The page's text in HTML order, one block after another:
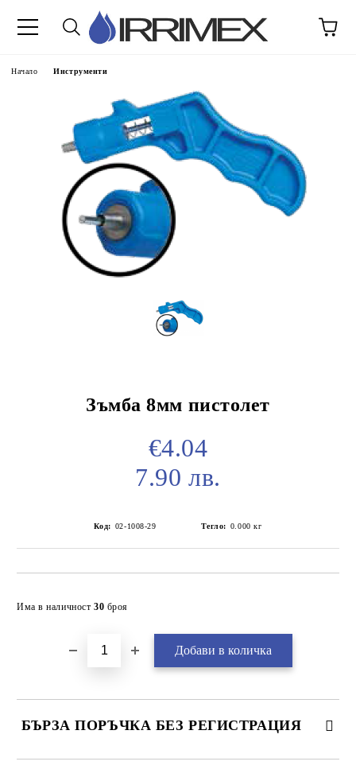
Начало Инструменти
Зъмба 8мм пистолет
€4.04
7.90 лв.
Код: 02-1008-29 Тегло: 0.000 кг
Има в наличност 30 броя
БЪРЗА ПОРЪЧКА БЕЗ РЕГИСТРАЦИЯ